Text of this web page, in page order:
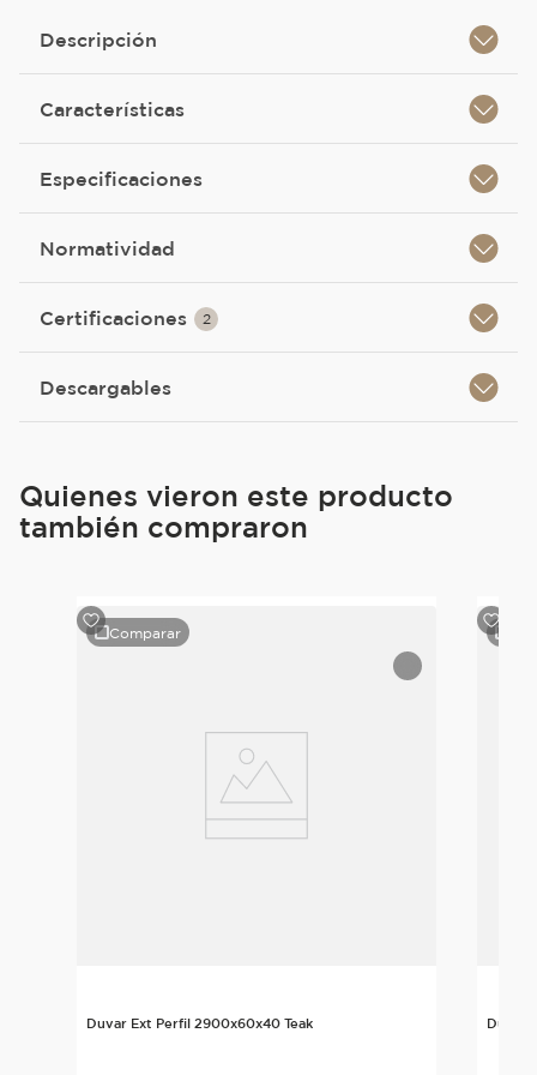
Descripción
Características
Especificaciones
Normatividad
Certificaciones 2
Descargables
Quienes vieron este producto
también compraron
Comparar
Duvar Ext Perfil 2900x60x40 Teak Duvar